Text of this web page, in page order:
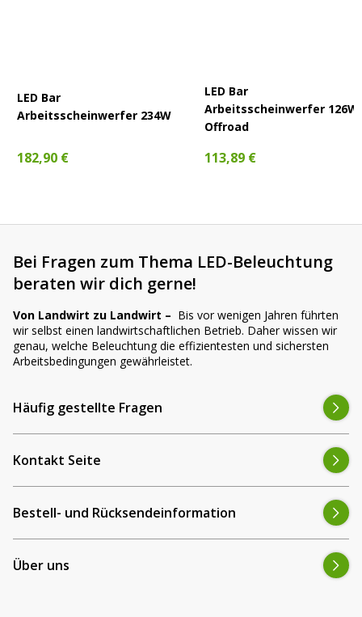
LED Bar
Arbeitsscheinwerfer 234W
182,90 €
LED Bar
Arbeitsscheinwerfer 126W
Offroad
113,89 €
Bei Fragen zum Thema LED-Beleuchtung
beraten wir dich gerne!
Von Landwirt zu Landwirt – Bis vor wenigen Jahren führten
wir selbst einen landwirtschaftlichen Betrieb. Daher wissen wir
genau, welche Beleuchtung die effizientesten und sichersten
Arbeitsbedingungen gewährleistet.
Häufig gestellte Fragen
Kontakt Seite
Bestell- und Rücksendeinformation
Über uns